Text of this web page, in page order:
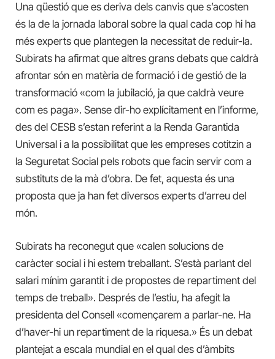
Una qüestió que es deriva dels canvis que s’acosten
és la de la jornada laboral sobre la qual cada cop hi ha
més experts que plantegen la necessitat de reduir-la.
Subirats ha afirmat que altres grans debats que caldrà
afrontar són en matèria de formació i de gestió de la
transformació «com la jubilació, ja que caldrà veure
com es paga». Sense dir-ho explícitament en l’informe,
des del CESB s’estan referint a la Renda Garantida
Universal i a la possibilitat que les empreses cotitzin a
la Seguretat Social pels robots que facin servir com a
substituts de la mà d’obra. De fet, aquesta és una
proposta que ja han fet diversos experts d’arreu del
món.
Subirats ha reconegut que «calen solucions de
caràcter social i hi estem treballant. S’està parlant del
salari mínim garantit i de propostes de repartiment del
temps de treball». Després de l’estiu, ha afegit la
presidenta del Consell «començarem a parlar-ne. Ha
d’haver-hi un repartiment de la riquesa.» És un debat
plantejat a escala mundial en el qual des d’àmbits